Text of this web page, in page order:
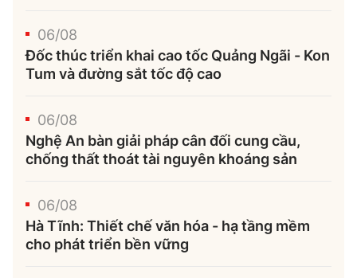
06/08
Đốc thúc triển khai cao tốc Quảng Ngãi - Kon
Tum và đường sắt tốc độ cao
06/08
Nghệ An bàn giải pháp cân đối cung cầu,
chống thất thoát tài nguyên khoáng sản
06/08
Hà Tĩnh: Thiết chế văn hóa - hạ tầng mềm
cho phát triển bền vững